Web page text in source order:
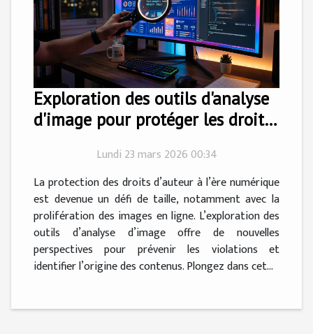
Exploration des outils d'analyse
d'image pour protéger les droits
Lundi 23 mars 2026 00:34
La protection des droits d’auteur à l’ère numérique
est devenue un défi de taille, notamment avec la
prolifération des images en ligne. L’exploration des
outils d’analyse d’image offre de nouvelles
perspectives pour prévenir les violations et
identifier l’origine des contenus. Plongez dans cet...